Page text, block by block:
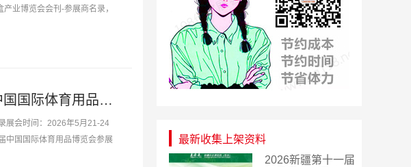
业博览会会刊-参展商名录，
【会刊全套二本】2026厦门体博会会刊、第43届中国国际体育用品博览会参展商名录
展会时间：2026年5月21-24
中国国际体育用品博览会参展
最新收集上架资料
2026新疆第十一届